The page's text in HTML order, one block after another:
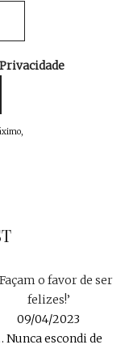
o favor de ser
felizes!’
09/04/2023
Nunca escondi de